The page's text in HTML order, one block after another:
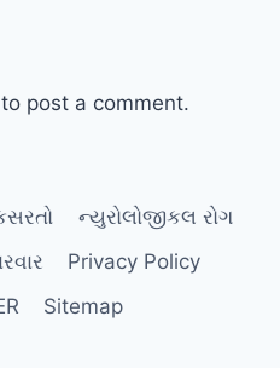
to post a comment.
ન્યુરોલોજીકલ રોગ
Privacy Policy
Sitemap